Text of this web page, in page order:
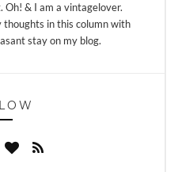
& I am a vintagelover.
thoughts in this column with
stay on my blog.